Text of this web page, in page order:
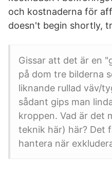
och kostnaderna för
doesn't begin shortly,
Gissar att det är en
på dom tre bilderna
liknande rullad väv/
sådant gips man
kroppen. Vad är det
teknik här) här? Det
hantera när